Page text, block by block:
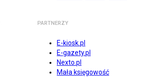
PARTNERZY
E-kiosk.pl
E-gazety.pl
Nexto.pl
Mała księgowość